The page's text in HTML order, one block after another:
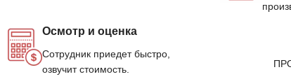
Осмотр и оценка
Сотрудник приедет быстро,
озвучит стоимость.